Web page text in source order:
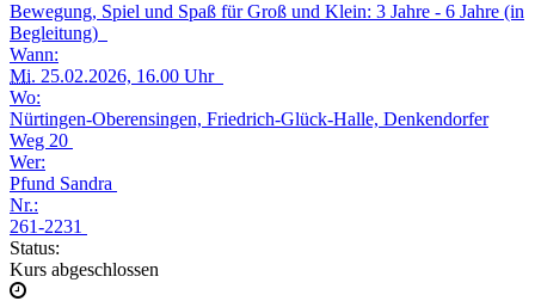
Bewegung, Spiel und Spaß für Groß und Klein: 3 Jahre - 6 Jahre (in
Begleitung)
Wann:
Mi. 25.02.2026, 16.00 Uhr
Wo:
Nürtingen-Oberensingen, Friedrich-Glück-Halle, Denkendorfer
Weg 20
Wer:
Pfund Sandra
Nr.:
261-2231
Status:
Kurs abgeschlossen